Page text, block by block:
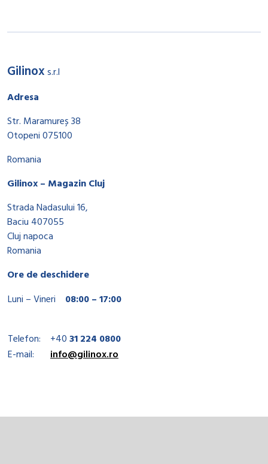
Gilinoxs.r.l
Adresa
Str. Maramureș 38
Otopeni 075100
Romania
Gilinox – Magazin Cluj
Strada Nadasului 16,
Baciu 407055
Cluj napoca
Romania
Ore de deschidere
Luni – Vineri
08:00 – 17:00
Telefon: +4031 224 0800
E-mail:
info@gilinox.ro